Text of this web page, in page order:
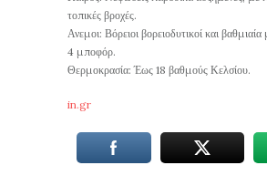
τοπικές βροχές.
Ανεμοι: Βόρειοι βορειοδυτικοί και
4 μποφόρ.
Θερμοκρασία: Έως 18 βαθμούς Κελσίου.
in.gr